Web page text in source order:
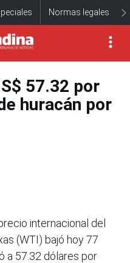
Normas legales
57.32 por
huracán por
internacional del
(WTI) bajó hoy 77
a 57.32 dólares por